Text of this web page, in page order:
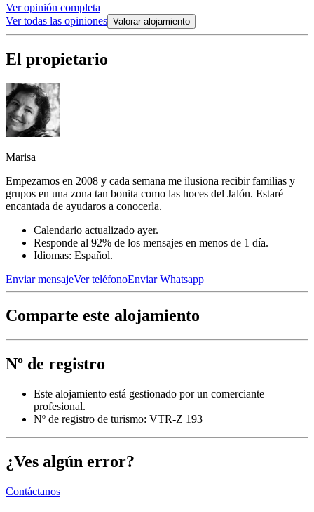
Ver opinión completa
Ver todas las opiniones Valorar alojamiento
El propietario
Marisa
Empezamos en 2008 y cada semana me ilusiona recibir familias y
grupos en una zona tan bonita como las hoces del Jalón. Estaré
encantada de ayudaros a conocerla.
Calendario actualizado ayer.
Responde al 92% de los mensajes en menos de 1 día.
Idiomas: Español.
Enviar mensajeVer teléfonoEnviar Whatsapp
Comparte este alojamiento
Nº de registro
Este alojamiento está gestionado por un comerciante
profesional.
Nº de registro de turismo: VTR-Z 193
¿Ves algún error?
Contáctanos